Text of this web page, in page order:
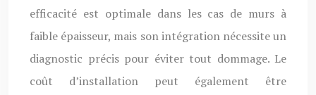
efficacité est optimale dans les cas de murs à
faible épaisseur, mais son intégration nécessite un
diagnostic précis pour éviter tout dommage. Le
coût d’installation peut également être